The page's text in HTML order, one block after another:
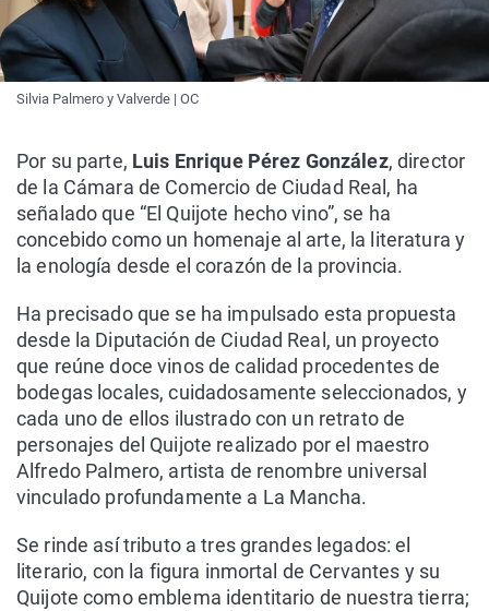
Silvia Palmero y Valverde | OC
Por su parte, Luis Enrique Pérez González, director
de la Cámara de Comercio de Ciudad Real, ha
señalado que “El Quijote hecho vino”, se ha
concebido como un homenaje al arte, la literatura y
la enología desde el corazón de la provincia.
Ha precisado que se ha impulsado esta propuesta
desde la Diputación de Ciudad Real, un proyecto
que reúne doce vinos de calidad procedentes de
bodegas locales, cuidadosamente seleccionados, y
cada uno de ellos ilustrado con un retrato de
personajes del Quijote realizado por el maestro
Alfredo Palmero, artista de renombre universal
vinculado profundamente a La Mancha.
Se rinde así tributo a tres grandes legados: el
literario, con la figura inmortal de Cervantes y su
Quijote como emblema identitario de nuestra tierra;